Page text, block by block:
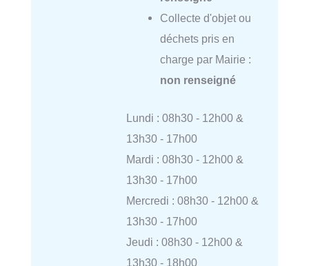
Collecte d'objet ou
déchets pris en
charge par Mairie :
non renseigné
Lundi : 08h30 - 12h00 &
13h30 - 17h00
Mardi : 08h30 - 12h00 &
13h30 - 17h00
Mercredi : 08h30 - 12h00 &
13h30 - 17h00
Jeudi : 08h30 - 12h00 &
13h30 - 18h00